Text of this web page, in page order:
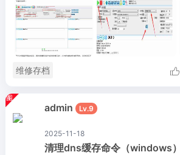
维修存档 
admin Lv.9
2025-11-18
清理dns缓存命令（windows）